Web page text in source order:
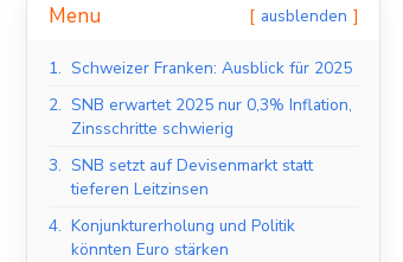
Menu ausblenden
1. Schweizer Franken: Ausblick für 2025
2. SNB erwartet 2025 nur 0,3% Inflation,
Zinsschritte schwierig
3. SNB setzt auf Devisenmarkt statt
tieferen Leitzinsen
4. Konjunkturerholung und Politik
könnten Euro stärken